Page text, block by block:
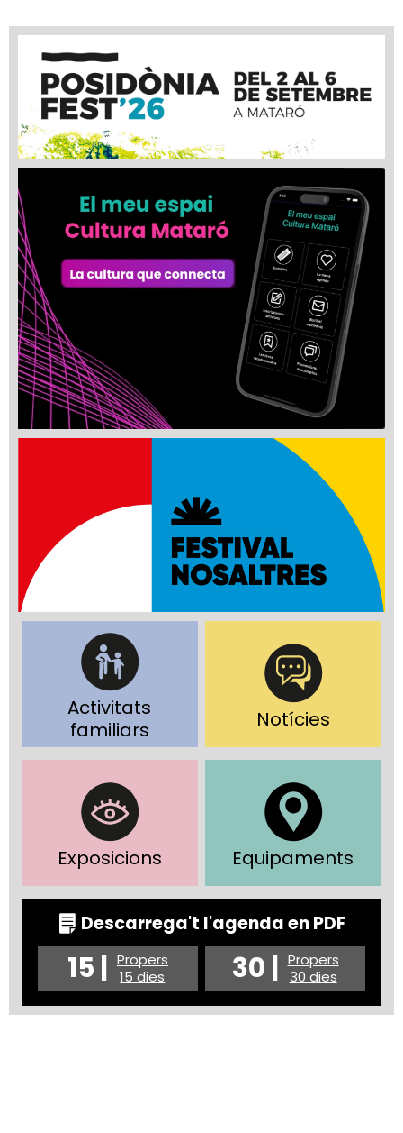
Activitats
familiars
Notícies
Exposicions Equipaments
Descarrega't l'agenda en PDF
15 | Propers
15 dies
30 | Propers
30 dies